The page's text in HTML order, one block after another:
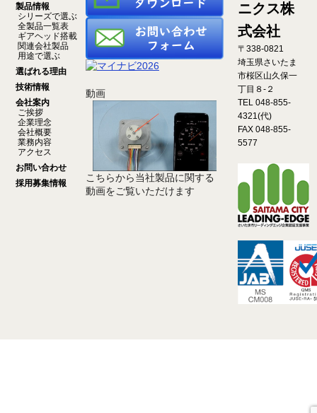
製品情報
シリーズで選ぶ
全製品一覧表
ギアヘッド搭載
関連会社製品
用途で選ぶ
選ばれる理由
技術情報
会社案内
ご挨拶
企業理念
会社概要
業務内容
アクセス
お問い合わせ
採用募集情報
動画
こちらから当社製品に関する
動画をご覧いただけます
ニクス株
式会社
〒338-0821
埼玉県さいたま
市桜区山久保一
丁目８-２
TEL 048-855-
4321(代)
FAX 048-855-
5577